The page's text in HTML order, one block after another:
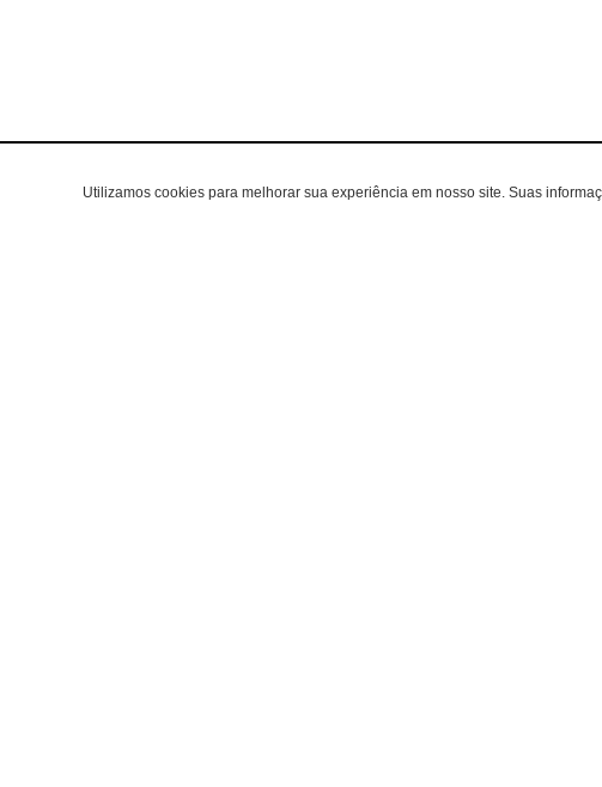
Utilizamos cookies para melhorar sua experiência em nosso site. Suas